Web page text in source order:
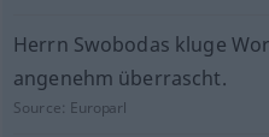
Herrn Swobodas kluge
angenehm überrascht.
Source: Europarl